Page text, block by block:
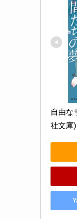
自由な
社文庫)